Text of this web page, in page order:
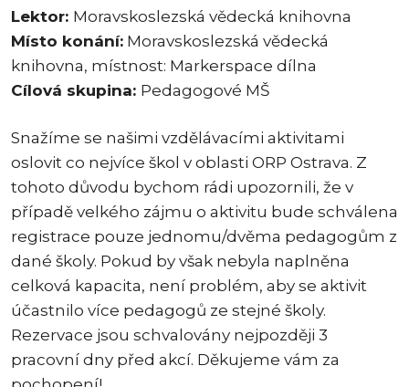
Lektor: Moravskoslezská vědecká knihovna
Místo konání: Moravskoslezská vědecká
knihovna, místnost: Markerspace dílna
Cílová skupina: Pedagogové MŠ
Snažíme se našimi vzdělávacími aktivitami
oslovit co nejvíce škol v oblasti ORP Ostrava. Z
tohoto důvodu bychom rádi upozornili, že v
případě velkého zájmu o aktivitu bude schválena
registrace pouze jednomu/dvěma pedagogům z
dané školy. Pokud by však nebyla naplněna
celková kapacita, není problém, aby se aktivit
účastnilo více pedagogů ze stejné školy.
Rezervace jsou schvalovány nejpozději 3
pracovní dny před akcí. Děkujeme vám za